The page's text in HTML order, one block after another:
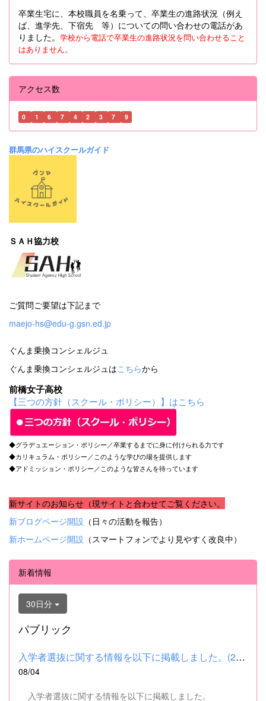
卒業生宅に、本校職員を名乗って、卒業生の進路状況（例え
ば、進学先、下宿先 等）についての問い合わせの電話があ
りました。 学校から電話で卒業生の進路状況を問い合わせること
はありません。
アクセス数
0 1 6 7 4 2 3 7 9
群馬県のハイスクールガイド
ＳＡＨ協力校
ご質問ご要望は下記まで
maejo-hs@edu-g.gsn.ed.jp
ぐんま乗換コンシェルジュ
ぐんま乗換コンシェルジュはこちらから
前橋女子高校
【三つの方針（スクール・ポリシー）】はこちら
◆グラデュエーション・ポリシー／卒業するまでに身に付けられる力です
◆カリキュラム・ポリシー／このような学びの場を提供します
◆アドミッション・ポリシー／このような皆さんを待っています
新サイトのお知らせ（現サイトと合わせてご覧ください。
新ブログページ開設 （日々の活動を報告）
新ホームページ開設 （スマートフォンでより見やすく改良中）
新着情報
30日分
パブリック
入学者選抜に関する情報を以下に掲載しました。(2026.8.4) ■令和...
08/04
入学者選抜に関する情報を以下に掲載しました。